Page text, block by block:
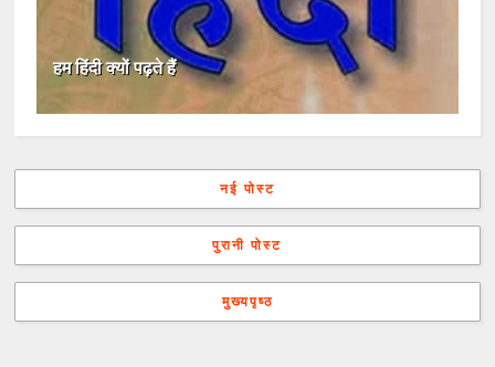
हम हिंदी क्यों पढ़ते हैं
नई पोस्ट
पुरानी पोस्ट
मुख्यपृष्ठ